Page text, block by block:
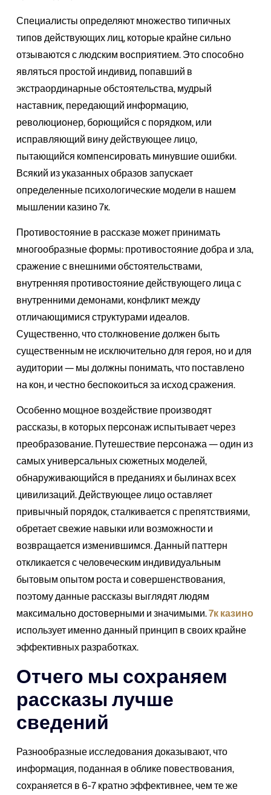
Специалисты определяют множество типичных
типов действующих лиц, которые крайне сильно
отзываются с людским восприятием. Это способно
являться простой индивид, попавший в
экстраординарные обстоятельства, мудрый
наставник, передающий информацию,
революционер, борющийся с порядком, или
исправляющий вину действующее лицо,
пытающийся компенсировать минувшие ошибки.
Всякий из указанных образов запускает
определенные психологические модели в нашем
мышлении казино 7к.
Противостояние в рассказе может принимать
многообразные формы: противостояние добра и зла,
сражение с внешними обстоятельствами,
внутренняя противостояние действующего лица с
внутренними демонами, конфликт между
отличающимися структурами идеалов.
Существенно, что столкновение должен быть
существенным не исключительно для героя, но и для
аудитории — мы должны понимать, что поставлено
на кон, и честно беспокоиться за исход сражения.
Особенно мощное воздействие производят
рассказы, в которых персонаж испытывает через
преобразование. Путешествие персонажа — один из
самых универсальных сюжетных моделей,
обнаруживающийся в преданиях и былинах всех
цивилизаций. Действующее лицо оставляет
привычный порядок, сталкивается с препятствиями,
обретает свежие навыки или возможности и
возвращается изменившимся. Данный паттерн
откликается с человеческим индивидуальным
бытовым опытом роста и совершенствования,
поэтому данные рассказы выглядят людям
максимально достоверными и значимыми.7к казино
использует именно данный принцип в своих крайне
эффективных разработках.
Отчего мы сохраняем
рассказы лучше
сведений
Разнообразные исследования доказывают, что
информация, поданная в облике повествования,
сохраняется в 6-7 кратно эффективнее, чем те же